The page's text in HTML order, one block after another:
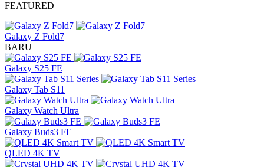
FEATURED
Galaxy Z Fold7
BARU
Galaxy S25 FE
Galaxy Tab S11
Galaxy Watch Ultra
Galaxy Buds3 FE
QLED 4K TV